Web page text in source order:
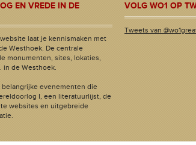
EN VREDE IN DE
laat je kennismaken met
Westhoek. De centrale
monumenten, sites, lokaties,
in de Westhoek.
evenementen die
I, een literatuurlijst, de
websites en uitgebreide
VOLG WO1 OP
Tweets van